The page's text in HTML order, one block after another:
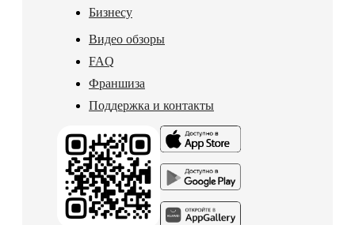
Бизнесу
Видео обзоры
FAQ
Франшиза
Поддержка и контакты